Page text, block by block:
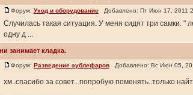
Форум: Уход и оборудование Добавлено: Пт Июн 17, 2011
Случилась такая ситуация. У меня сидят три самки. "
одну д ...
занимает кладка.
Форум: Разведение эублефаров Добавлено: Вс Июн 05,
хм..спасибо за совет.. попробую поменять..только